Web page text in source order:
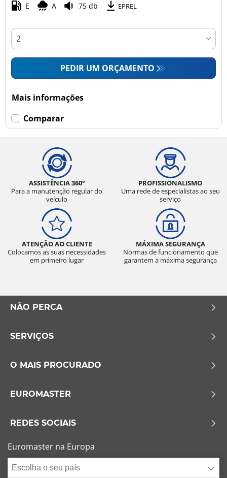
E A 75 db EPREL
PEDIR UM ORÇAMENTO
Mais informações
Comparar
ASSISTÊNCIA 360°
Para a manutenção regular do
veículo
PROFISSIONALISMO
Uma rede de especialistas ao seu
serviço
ATENÇÃO AO CLIENTE
Colocamos as suas necessidades
em primeiro lugar
MÁXIMA SEGURANÇA
Normas de funcionamento que
garantem a máxima segurança
NÃO PERCA
SERVIÇOS
O MAIS PROCURADO
EUROMASTER
REDES SOCIAIS
Euromaster na Europa
Escolha o seu país